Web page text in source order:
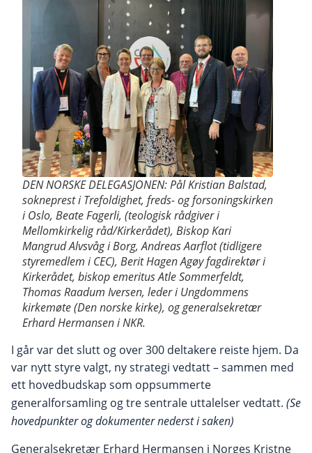
DEN NORSKE DELEGASJONEN: Pål Kristian Balstad,
sokneprest i Trefoldighet, freds- og forsoningskirken
i Oslo, Beate Fagerli, (teologisk rådgiver i
Mellomkirkelig råd/Kirkerådet), Biskop Kari
Mangrud Alvsvåg i Borg, Andreas Aarflot (tidligere
styremedlem i CEC), Berit Hagen Agøy fagdirektør i
Kirkerådet, biskop emeritus Atle Sommerfeldt,
Thomas Raadum Iversen, leder i Ungdommens
kirkemøte (Den norske kirke), og generalsekretær
Erhard Hermansen i NKR.
I går var det slutt og over 300 deltakere reiste hjem. Da
var nytt styre valgt, ny strategi vedtatt – sammen med
ett hovedbudskap som oppsummerte
generalforsamling og tre sentrale uttalelser vedtatt. (Se
hovedpunkter og dokumenter nederst i saken)
Generalsekretær Erhard Hermansen i Norges Kristne